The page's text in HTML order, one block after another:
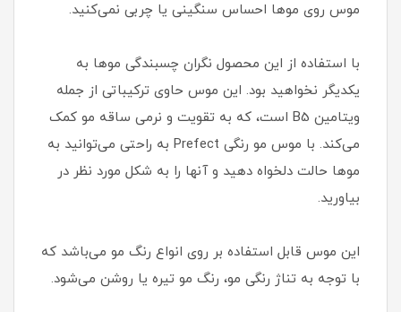
موس روی موها احساس سنگینی یا چربی نمی‌کنید.
با استفاده از این محصول نگران چسبندگی موها به
یکدیگر نخواهید بود. این موس حاوی ترکیباتی از جمله
ویتامین B5 است، که به تقویت و نرمی ساقه مو کمک
می‌کند. با موس مو رنگی Prefect به راحتی می‌توانید به
موها حالت دلخواه دهید و آنها را به شکل مورد نظر در
بیاورید.
این موس قابل استفاده بر روی انواع رنگ مو می‌باشد که
با توجه به تناژ رنگی مو، رنگ مو تیره یا روشن می‌شود.